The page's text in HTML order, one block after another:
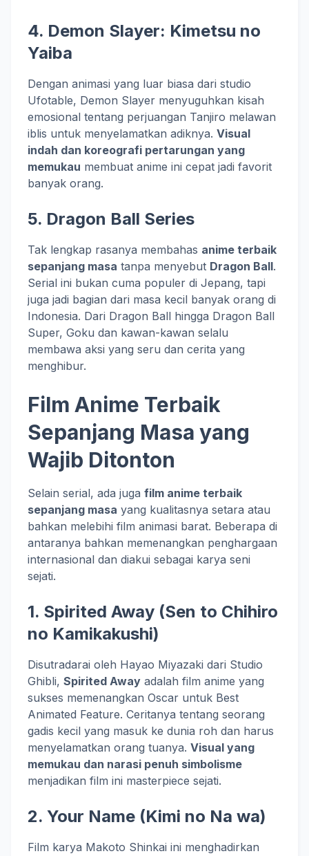
4. Demon Slayer: Kimetsu no
Yaiba
Dengan animasi yang luar biasa dari studio
Ufotable, Demon Slayer menyuguhkan kisah
emosional tentang perjuangan Tanjiro melawan
iblis untuk menyelamatkan adiknya. Visual
indah dan koreografi pertarungan yang
memukau membuat anime ini cepat jadi favorit
banyak orang.
5. Dragon Ball Series
Tak lengkap rasanya membahas anime terbaik
sepanjang masa tanpa menyebut Dragon Ball.
Serial ini bukan cuma populer di Jepang, tapi
juga jadi bagian dari masa kecil banyak orang di
Indonesia. Dari Dragon Ball hingga Dragon Ball
Super, Goku dan kawan-kawan selalu
membawa aksi yang seru dan cerita yang
menghibur.
Film Anime Terbaik
Sepanjang Masa yang
Wajib Ditonton
Selain serial, ada juga film anime terbaik
sepanjang masa yang kualitasnya setara atau
bahkan melebihi film animasi barat. Beberapa di
antaranya bahkan memenangkan penghargaan
internasional dan diakui sebagai karya seni
sejati.
1. Spirited Away (Sen to Chihiro
no Kamikakushi)
Disutradarai oleh Hayao Miyazaki dari Studio
Ghibli, Spirited Away adalah film anime yang
sukses memenangkan Oscar untuk Best
Animated Feature. Ceritanya tentang seorang
gadis kecil yang masuk ke dunia roh dan harus
menyelamatkan orang tuanya. Visual yang
memukau dan narasi penuh simbolisme
menjadikan film ini masterpiece sejati.
2. Your Name (Kimi no Na wa)
Film karya Makoto Shinkai ini menghadirkan